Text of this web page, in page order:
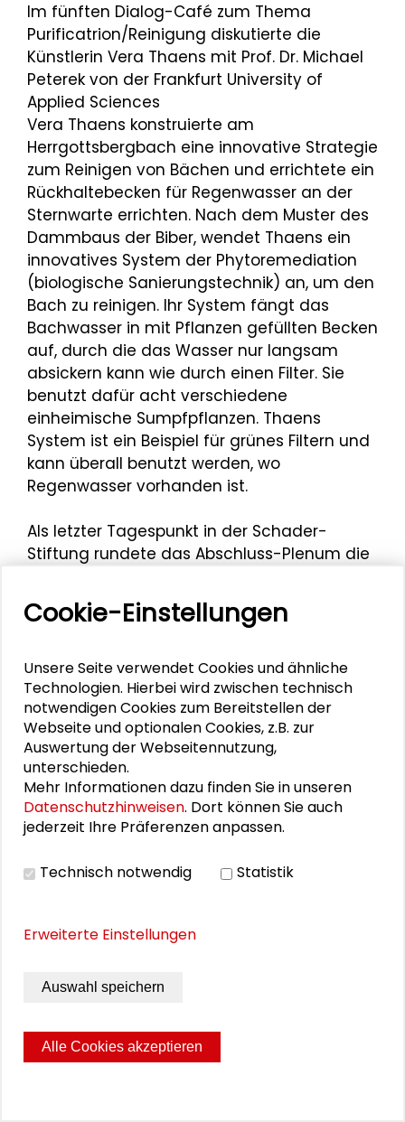
Im fünften Dialog-Café zum Thema
Purificatrion/Reinigung diskutierte die
Künstlerin Vera Thaens mit Prof. Dr. Michael
Peterek von der Frankfurt University of
Applied Sciences
Vera Thaens konstruierte am
Herrgottsbergbach eine innovative Strategie
zum Reinigen von Bächen und errichtete ein
Rückhaltebecken für Regenwasser an der
Sternwarte errichten. Nach dem Muster des
Dammbaus der Biber, wendet Thaens ein
innovatives System der Phytoremediation
(biologische Sanierungstechnik) an, um den
Bach zu reinigen. Ihr System fängt das
Bachwasser in mit Pflanzen gefüllten Becken
auf, durch die das Wasser nur langsam
absickern kann wie durch einen Filter. Sie
benutzt dafür acht verschiedene
einheimische Sumpfpflanzen. Thaens
System ist ein Beispiel für grünes Filtern und
kann überall benutzt werden, wo
Regenwasser vorhanden ist.
Als letzter Tagespunkt in der Schader-
Stiftung rundete das Abschluss-Plenum die
besprochenen Themen wurden nochmal für
alle Teilnehmenden zusammengefasst und
Neue Internetseite
„crossingthevalley“
Zum Waldkunst-Projekt von Joachim Jakob
und Dr. Florian Schneider ist jetzt eine
Internetseite mit Fotos und Text
eingerichtet:
http://fdschneider.de/crossingthevalley/
ihre Arbeit noch einige Zeit stehen. Es ist
Skulptur nun dem Zerfall überlassen wird. Es
Jahreszeiten den Waldkunstpfad mit dem
Kunstwerk zu besuchen und die
Cookie-Einstellungen
Unsere Seite verwendet Cookies und ähnliche
Technologien. Hierbei wird zwischen technisch
notwendigen Cookies zum Bereitstellen der
Webseite und optionalen Cookies, z.B. zur
Auswertung der Webseitennutzung,
unterschieden.
Mehr Informationen dazu finden Sie in unseren
Datenschutzhinweisen. Dort können Sie auch
jederzeit Ihre Präferenzen anpassen.
Technisch notwendig Statistik
Erweiterte Einstellungen
Auswahl speichern
Alle Cookies akzeptieren